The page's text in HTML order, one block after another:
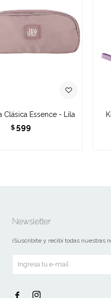
Clásica Essence - Lila
$ 599
Newsletter
¡Suscribite y recibí todas nuestras
 